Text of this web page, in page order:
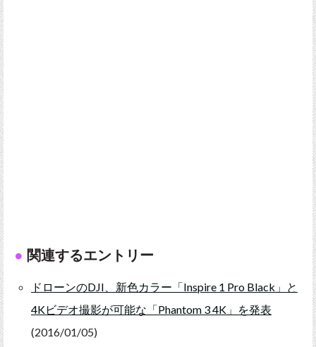
関連するエントリー
ドローンのDJI、新色カラー「Inspire 1 Pro Black」と
4Kビデオ撮影が可能な「Phantom 3 4K」を発表
(2016/01/05)